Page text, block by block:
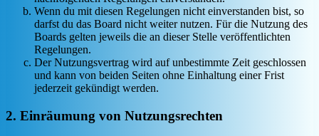
Wenn du mit diesen Regelungen nicht einverstanden bist, so
darfst du das Board nicht weiter nutzen. Für die Nutzung des
Boards gelten jeweils die an dieser Stelle veröffentlichten
Regelungen.
Der Nutzungsvertrag wird auf unbestimmte Zeit geschlossen
und kann von beiden Seiten ohne Einhaltung einer Frist
jederzeit gekündigt werden.
2. Einräumung von Nutzungsrechten